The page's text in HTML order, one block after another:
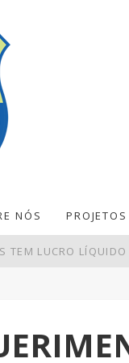
NÓS PROJETOS
TEM LUCRO
DA POUPANÇA
PARTICIPAÇÃO NOS